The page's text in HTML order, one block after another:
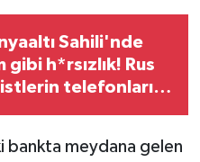
Sahili'nde
gibi h*rsızlık! Rus
telefonları
bankta meydana gelen